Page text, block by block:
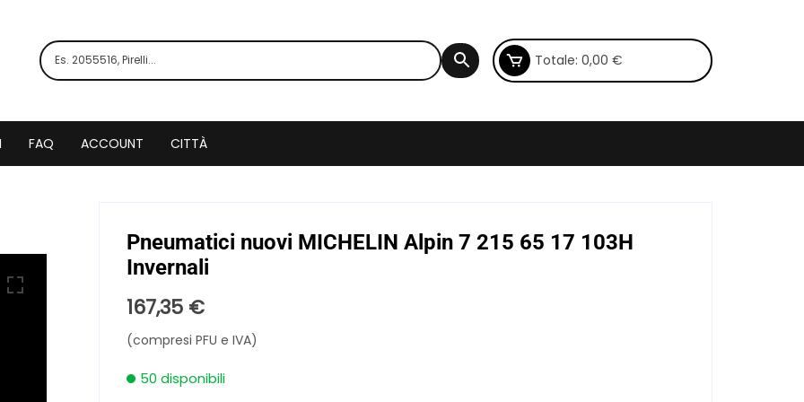
Totale: 0,00 €
FAQ ACCOUNT CITTÀ
Pneumatici nuovi MICHELIN Alpin 7 215 65 17 103H
Invernali
167,35 €
(compresi PFU e IVA)
50 disponibili